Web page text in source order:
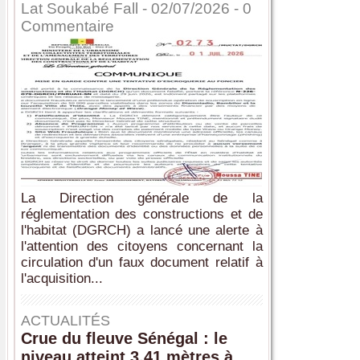
Lat Soukabé Fall - 02/07/2026 - 0
Commentaire
La Direction générale de la
réglementation des constructions et de
l'habitat (DGRCH) a lancé une alerte à
l'attention des citoyens concernant la
circulation d'un faux document relatif à
l'acquisition...
ACTUALITÉS
Crue du fleuve Sénégal : le